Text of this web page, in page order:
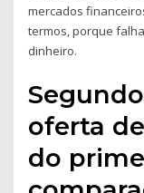
mercados
termos, porque
dinheiro.
oferta
do